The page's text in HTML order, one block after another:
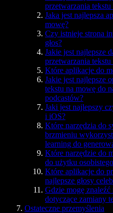
przetwarzania
Jaka jest najlepsza
mowę?
Czy istnieje strona
głos?
Jakie jest najlepsze
przetwarzania
Które aplikacje do
Jakie jest najlepsze
tekstu na mowę do
podcastów?
Jaki jest najlepszy
i iOS?
Które narzędzia do
brzmieniu
learning do
Które narzędzie do
do użytku
Które aplikacje do
najlepsze głosy
Gdzie mogę
dotyczące zamiany
Ostateczne przemyślenia